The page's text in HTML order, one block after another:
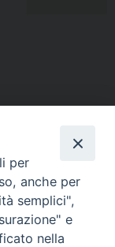
per
anche per
semplici",
e
nella